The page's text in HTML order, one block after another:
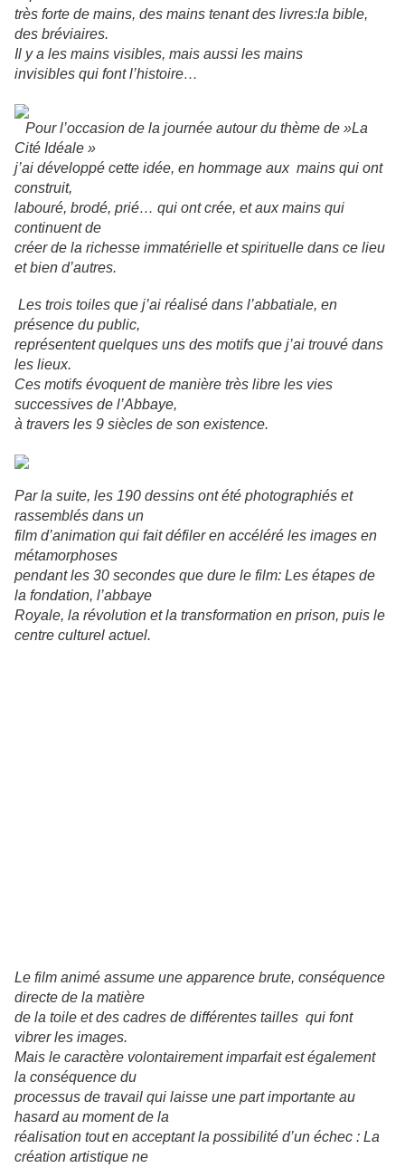
très forte de mains, des mains tenant des livres:la bible,
des bréviaires.
Il y a les mains visibles, mais aussi les mains
invisibles qui font l’histoire…
Pour l’occasion de la journée autour du thème de »La
Cité Idéale »
j’ai développé cette idée, en hommage aux mains qui ont
construit,
labouré, brodé, prié… qui ontcrée, et aux mains qui
continuent de
créer de la richesse immatérielle et spirituelle dans ce lieu
et bien d’autres.
Les trois toiles que j’ai réalisé dans l’abbatiale, en
présence du public,
représentent quelques uns des motifs que j’ai trouvé dans
les lieux.
Ces motifs évoquent de manière très libre les vies
successives de l’Abbaye,
à travers les 9 siècles de son existence.
Par la suite, les 190 dessins ont été photographiés et
rassemblés dans un
film d’animation qui fait défiler en accéléré les images en
métamorphoses
pendant les 30 secondes que dure le film: Les étapes de
la fondation, l’abbaye
Royale, la révolution et la transformation en prison, puis le
centre culturel actuel.
Le film animé assume une apparence brute, conséquence
directe de la matière
de la toile et des cadres de différentes tailles qui font
vibrer les images.
Mais le caractère volontairement imparfait est également
la conséquence du
processus de travail qui laisse une part importante au
hasard au moment de la
réalisation tout en acceptant la possibilité d’un échec : La
création artistique ne